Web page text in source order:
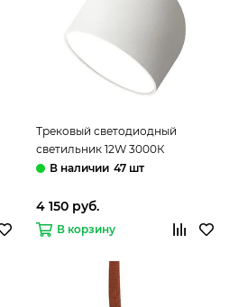
Трековый светодиодный
светильник 12W 3000К
ST451.536.12.2 белый Band ST-
47 шт
4 150 руб.
В корзину